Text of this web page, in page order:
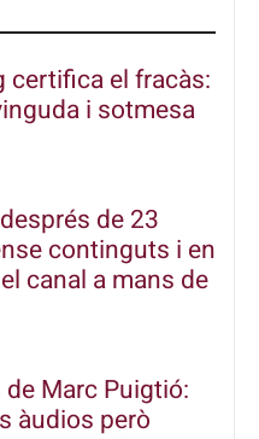
certifica el fracàs:
i sotmesa
de 23
continguts i en
canal a mans de
Marc Puigtió:
àudios però